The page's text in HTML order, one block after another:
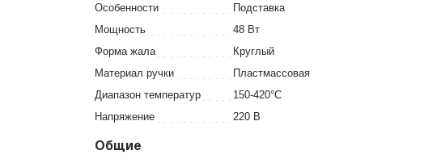
Особенности
Подставка
Мощность
48 Вт
Форма жала
Круглый
Материал ручки
Пластмассовая
Диапазон температур
150-420°C
Напряжение
220 В
Общие